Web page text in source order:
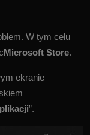
W tym celu
Microsoft Store.
ekranie
”.